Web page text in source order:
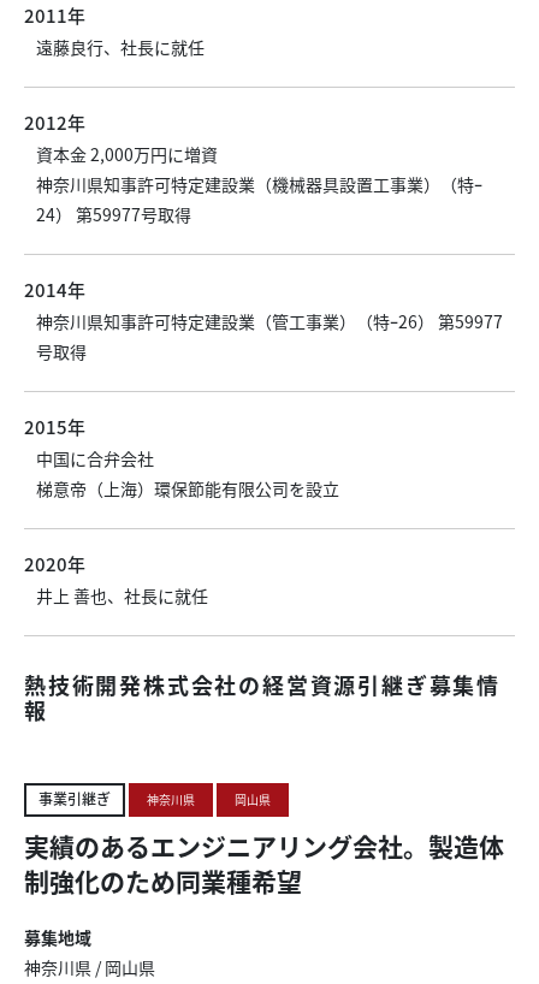
2011年
遠藤良行、社長に就任
2012年
資本金 2,000万円に増資
神奈川県知事許可特定建設業（機械器具設置工事業）（特ｰ
24） 第59977号取得
2014年
神奈川県知事許可特定建設業（管工事業）（特ｰ26） 第59977
号取得
2015年
中国に合弁会社
梯意帝（上海）環保節能有限公司を設立
2020年
井上 善也、社長に就任
熱技術開発株式会社の経営資源引継ぎ募集情
報
事業引継ぎ 神奈川県 岡山県
実績のあるエンジニアリング会社。製造体
制強化のため同業種希望
募集地域
神奈川県 /岡山県